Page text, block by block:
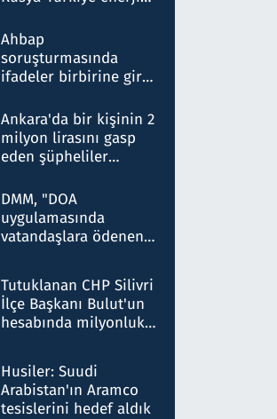
nitelikte olduğunu
belirtti
Ahbap
soruşturmasında
ifadeler birbirine girdi:
ifadelerinden ortaya
çıkan tablo şok etti
Ankara'da bir kişinin 2
milyon lirasını gasp
eden şüpheliler
DMM, "DOA
uygulamasında
vatandaşlara ödenen
düşürüldüğü" iddiasını
yalanladı
Tutuklanan CHP Silivri
İlçe Başkanı Bulut'un
hesabında milyonluk
talimat verdi, ben
gönderdim
Husiler: Suudi
Arabistan'ın Aramco
tesislerini hedef aldık